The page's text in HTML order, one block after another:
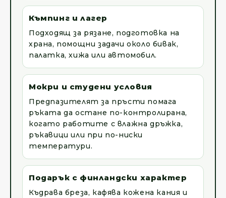
Къмпинг и лагер
Подходящ за рязане, подготовка на
храна, помощни задачи около бивак,
палатка, хижа или автомобил.
Мокри и студени условия
Предпазителят за пръсти помага
ръката да остане по-контролирана,
когато работите с влажна дръжка,
ръкавици или при по-ниски
температури.
Подарък с финландски характер
Къдрава бреза, кафява кожена кания и